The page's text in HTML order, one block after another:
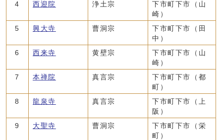
4
西迎院 浄土宗
下市町下市（山
崎）
5
興大寺 曹洞宗
下市町下市（田
中）
6
西来寺 黄壁宗
下市町下市（山
崎）
7
本禅院 真言宗
下市町下市（都
町）
8
龍泉寺 真言宗
下市町下市（上
阪）
9
大聖寺 曹洞宗
下市町下市（栄
町）